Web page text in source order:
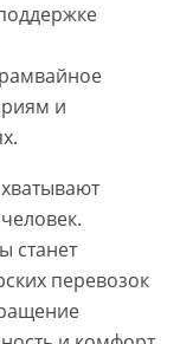
и
станет
перевозок